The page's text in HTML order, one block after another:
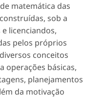
matemática das
sob a
licenciandos,
pelos próprios
conceitos
operações básicas,
planejamentos
da motivação